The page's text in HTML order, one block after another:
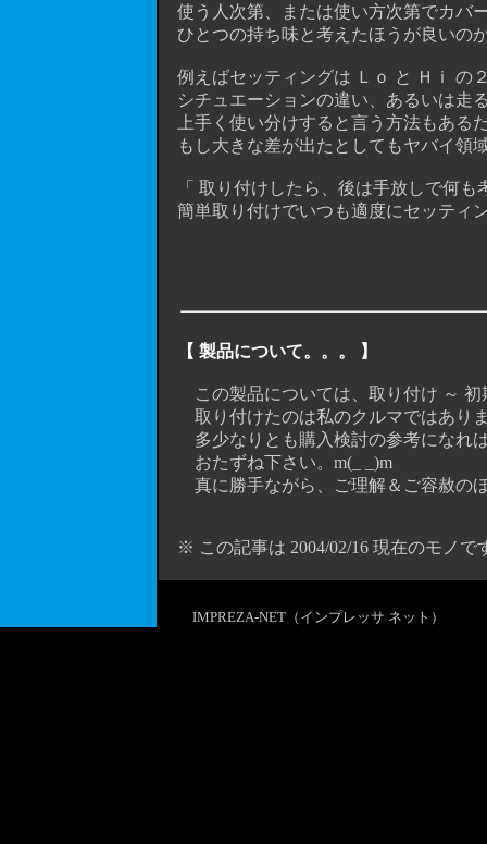
使う人次第、または使い方次第でカバ
ひとつの持ち味と考えたほうが良いの
例えばセッティングは Ｌｏ と Ｈｉ の
シチュエーションの違い、あるいは走
上手く使い分けすると言う方法もある
もし大きな差が出たとしてもヤバイ領
「 取り付けしたら、後は手放しで何も
簡単取り付けでいつも適度にセッティ
【 製品について。。。 】
この製品については、取り付け ～ 初
取り付けたのは私のクルマではありま
多少なりとも購入検討の参考になれば
おたずね下さい。m(_ _)m
真に勝手ながら、ご理解＆ご容赦の
※ この記事は 2004/02/16 現在のモノで
IMPREZA-NET（インプレッサ ネット）